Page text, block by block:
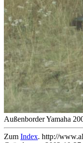
Außenborder Yamaha
Zum Index. http://